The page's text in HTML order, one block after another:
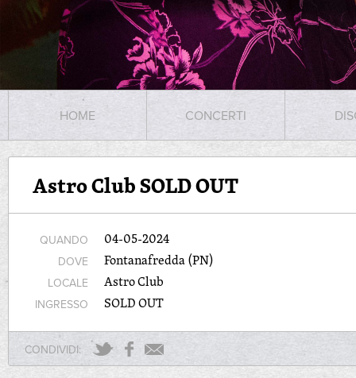
HOME CONCERTI
Astro Club SOLD OUT
QUANDO 04-05-2024
DOVE Fontanafredda (PN)
LOCALE Astro Club
INGRESSO SOLD OUT
CONDIVIDI: